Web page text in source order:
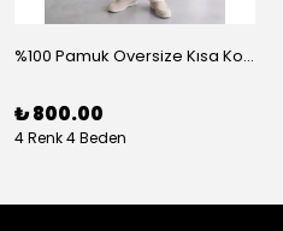
%100 Pamuk Oversize Kısa Kol Gömlek - Beyaz
₺ 800.00
4 Renk 4 Beden